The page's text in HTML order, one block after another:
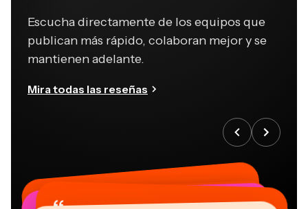
Escucha directamente de los equipos que
publican más rápido, colaboran mejor y se
mantienen adelante.
Mira todas las reseñas